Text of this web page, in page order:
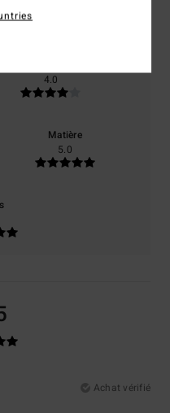
octobre 2025
ce produit
4.0
Matière
5.0
Achat vérifié